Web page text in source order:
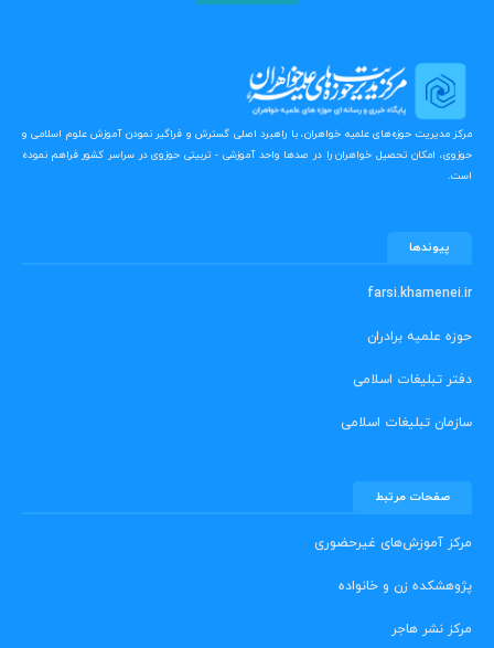
مرکز مدیریت حوزه‌های علمیه خواهران، با راهبرد اصلی گسترش و فراگیر نمودن آموزش علوم اسلامی و
حوزوی، امکان تحصیل خواهران را در صدها واحد آموزشی - تربیتی حوزوی در سراسر کشور فراهم نموده
است.
پیوندها
farsi.khamenei.ir
حوزه علمیه برادران
دفتر تبلیغات اسلامی
سازمان تبلیغات اسلامی
صفحات مرتبط
مرکز آموزش‌های غیرحضوری
پژوهشکده زن و خانواده
مرکز نشر هاجر